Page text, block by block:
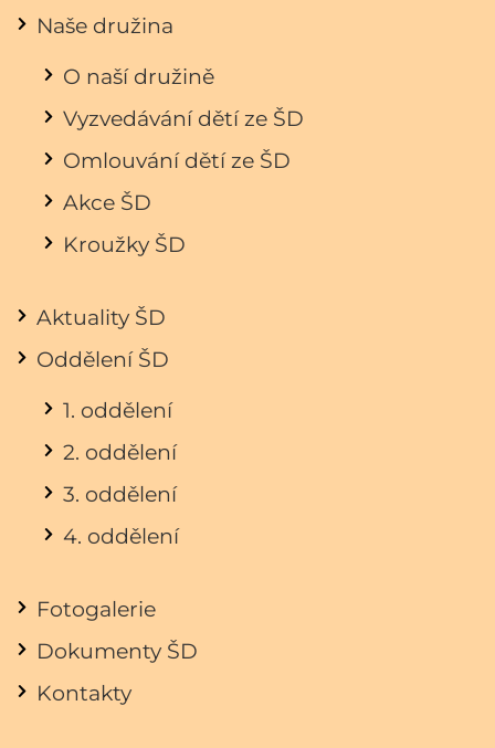
Naše družina
O naší družině
Vyzvedávání dětí ze ŠD
Omlouvání dětí ze ŠD
Akce ŠD
Kroužky ŠD
Aktuality ŠD
Oddělení ŠD
1. oddělení
2. oddělení
3. oddělení
4. oddělení
Fotogalerie
Dokumenty ŠD
Kontakty